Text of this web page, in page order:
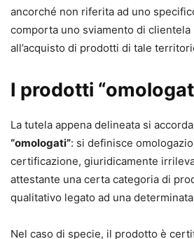
ancorché non riferita ad uno
comporta uno sviamento di clientela
all’acquisto di prodotti di tale
I prodotti
La tutela appena delineata si
“omologati”: si definisce
certificazione, giuridicamente
attestante una certa categoria di
qualitativo legato ad una
Nel caso di specie, il prodotto è